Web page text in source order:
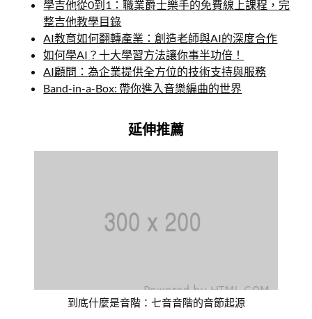
學吉他從0到1：職業爵士樂手的免費線上課程，完
整吉他教學目錄
AI教育如何翻轉產業：創造老師與AI的深度合作
如何學AI？十大學習方法讓你事半功倍！
AI顧問：為企業提供全方位的技術支持與服務
Band-in-a-Box: 帶你進入音樂編曲的世界
延伸推薦
到底什麼是音階：七音音階的音節起源